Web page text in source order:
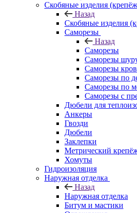
Скобяные изделия
Назад
Скобяные изделия
Саморезы
Назад
Саморезы
Саморезы
Саморезы
Саморезы по
Саморезы по
Саморезы с
Дюбели для
Анкеры
Гвозди
Дюбели
Заклепки
Метрический
Хомуты
Гидроизоляция
Наружная отделка
Назад
Наружная отделка
Битум и мастики